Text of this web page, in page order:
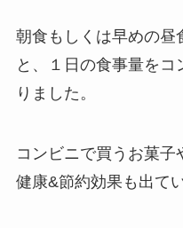
朝食もしくは早めの昼
と、１日の食事量を
りました。
コンビニで買うお菓子
健康&節約効果も出て